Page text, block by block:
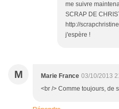
me suivre
SCRAP DE
http://
j'espère !
M Marie France 03/10/2013
<br /> Comme toujours, de